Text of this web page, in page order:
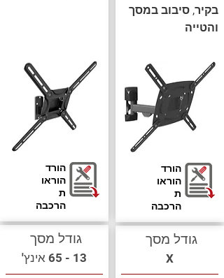
הורד
הוראו
ת
הרכבה
גודל מסך
13 - 65 אינץ'
בקיר, סיבוב במסך
והטייה
הורד
הוראו
ת
הרכבה
גודל מסך
X